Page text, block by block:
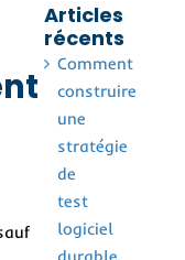
Articles
récents
Comment
construire
une
stratégie
de
test
logiciel